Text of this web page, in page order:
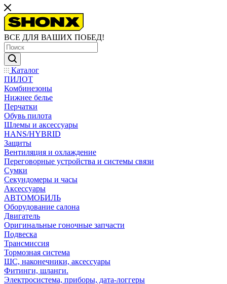
ВСЕ ДЛЯ ВАШИХ ПОБЕД!
Каталог
ПИЛОТ
Комбинезоны
Нижнее белье
Перчатки
Обувь пилота
Шлемы и аксессуары
HANS/HYBRID
Защиты
Вентиляция и охлаждение
Переговорные устройства и системы связи
Сумки
Секундомеры и часы
Аксессуары
АВТОМОБИЛЬ
Оборудование салона
Двигатель
Оригинальные гоночные запчасти
Подвеска
Трансмиссия
Тормозная система
ШС, наконечники, аксессуары
Фитинги, шланги.
Электросистема, приборы, дата-логгеры